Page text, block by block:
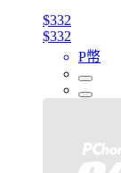
$332
$332
P幣